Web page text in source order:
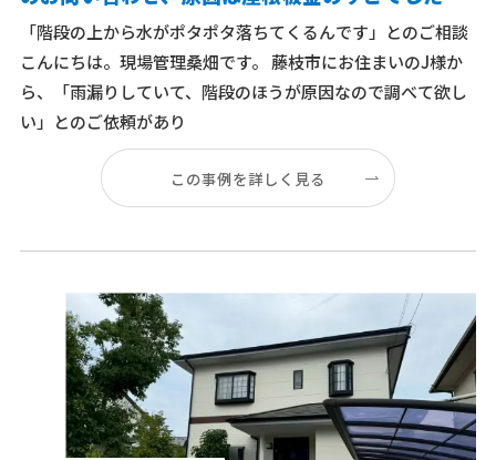
SGL鋼板でカバー
「階段の上から水がポタポタ落ちてくるんです」とのご相談
こんにちは。現場管理桑畑です。 藤枝市にお住まいのJ様か
ら、「雨漏りしていて、階段のほうが原因なので調べて欲し
い」とのご依頼があり
この事例を詳しく見る